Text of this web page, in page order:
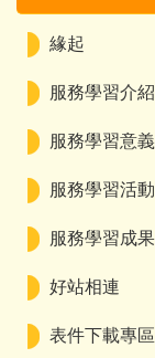
緣起
服務學習介紹
服務學習意義
服務學習活
服務學習成果
好站相連
表件下載專區